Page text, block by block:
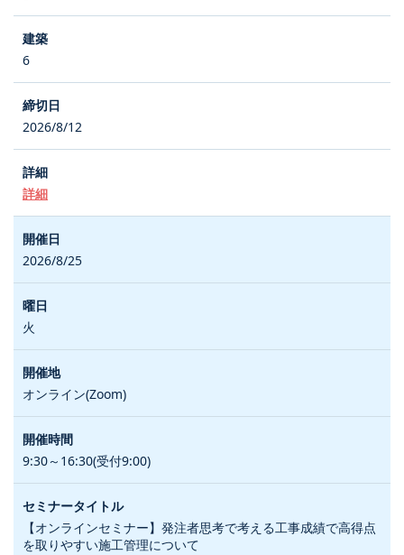
6
2026/8/12
詳細
2026/8/25
火
オンライン(Zoom)
9:30～16:30(受付9:00)
【オンラインセミナー】発注者思考で考える工事成績で高得点
を取りやすい施工管理について